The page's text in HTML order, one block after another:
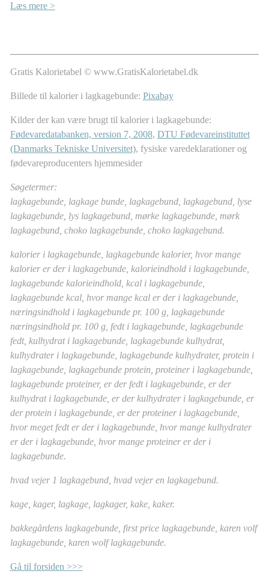
Læs mere >
Gratis Kalorietabel © www.GratisKalorietabel.dk
Billede til kalorier i lagkagebunde: Pixabay
Kilder der kan være brugt til kalorier i lagkagebunde:
Fødevaredatabanken, version 7, 2008, DTU Fødevareinstituttet
(Danmarks Tekniske Universitet), fysiske varedeklarationer og
fødevareproducenters hjemmesider
Søgetermer:
lagkagebunde, lagkage bunde, lagkagebund, lagkagebund, lyse
lagkagebunde, lys lagkagebund, mørke lagkagebunde, mørk
lagkagebund, choko lagkagebunde, choko lagkagebund.
kalorier i lagkagebunde, lagkagebunde kalorier, hvor mange
kalorier er der i lagkagebunde, kalorieindhold i lagkagebunde,
lagkagebunde kalorieindhold, kcal i lagkagebunde,
lagkagebunde kcal, hvor mange kcal er der i lagkagebunde,
næringsindhold i lagkagebunde pr. 100 g, lagkagebunde
næringsindhold pr. 100 g, fedt i lagkagebunde, lagkagebunde
fedt, kulhydrat i lagkagebunde, lagkagebunde kulhydrat,
kulhydrater i lagkagebunde, lagkagebunde kulhydrater, protein i
lagkagebunde, lagkagebunde protein, proteiner i lagkagebunde,
lagkagebunde proteiner, er der fedt i lagkagebunde, er der
kulhydrat i lagkagebunde, er der kulhydrater i lagkagebunde, er
der protein i lagkagebunde, er der proteiner i lagkagebunde,
hvor meget fedt er der i lagkagebunde, hvor mange kulhydrater
er der i lagkagebunde, hvor mange proteiner er der i
lagkagebunde.
hvad vejer 1 lagkagebund, hvad vejer en lagkagebund.
kage, kager, lagkage, lagkager, kake, kaker.
bakkegårdens lagkagebunde, first price lagkagebunde, karen volf
lagkagebunde, karen wolf lagkagebunde.
Gå til forsiden >>>